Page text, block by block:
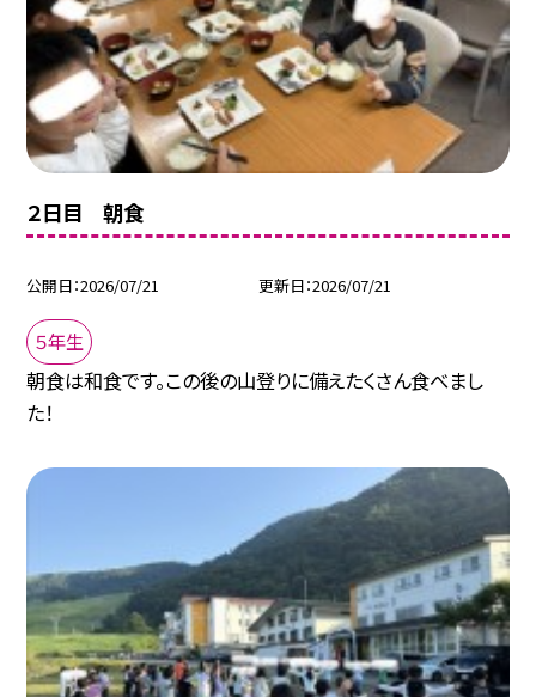
２日目 朝食
公開日 2026/07/21 更新日 2026/07/21
５年生
朝食は和食です。この後の山登りに備えたくさん食べまし
た！